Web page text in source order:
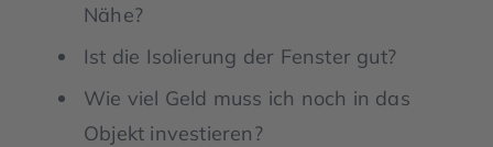
Nähe?
Ist die Isolierung der Fenster gut?
Wie viel Geld muss ich noch in das
Objekt investieren?